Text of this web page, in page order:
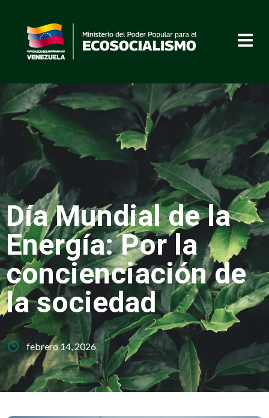
Día Mundial de la
Energía: Por la
concienciación de
la sociedad
febrero 14, 2026